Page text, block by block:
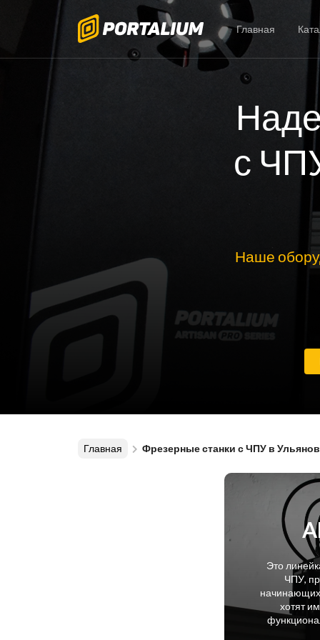
Главная
с
Наше
Главная Фрезерные станки с ЧПУ в
Это
ЧПУ,
начинающих
хотят